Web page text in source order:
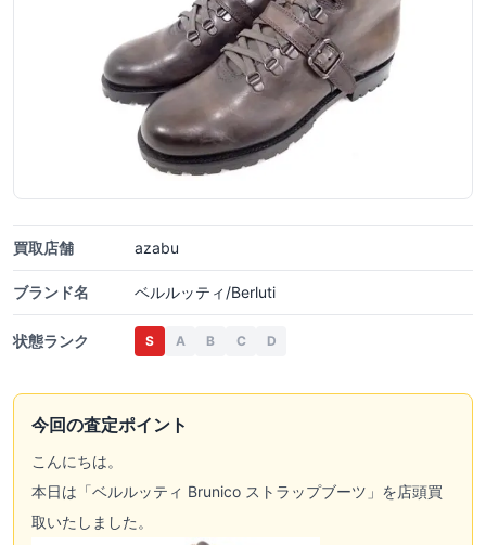
買取店舗 azabu
ブランド名 ベルルッティ/Berluti
状態ランク S A B C D
今回の査定ポイント
こんにちは。
本日は「ベルルッティ Brunico ストラップブーツ」を店頭買
取いたしました。